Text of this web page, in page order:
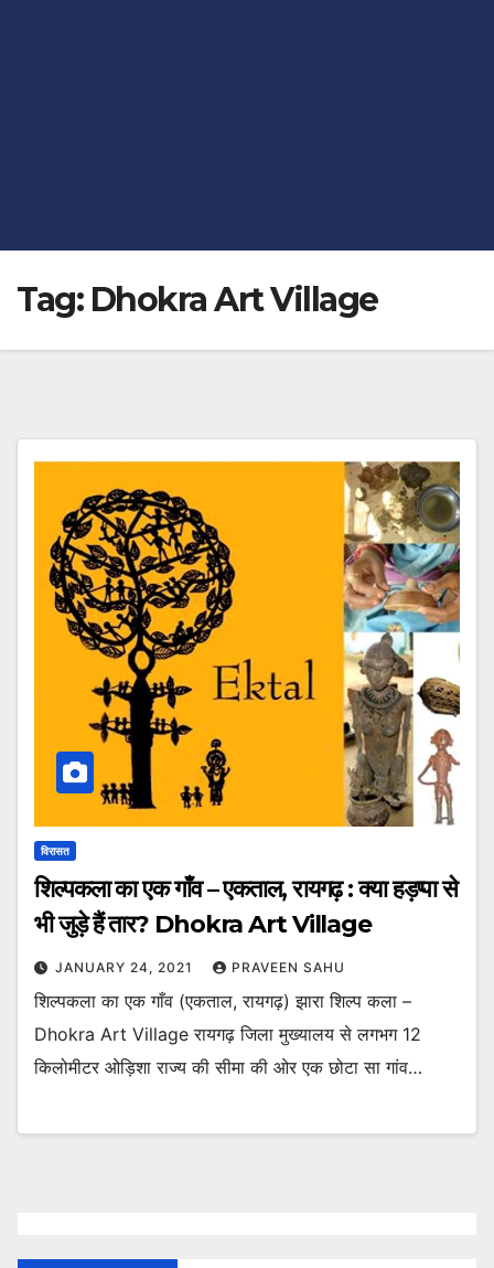
Tag: Dhokra Art Village
विरासत
शिल्पकला का एक गाँव – एकताल, रायगढ़ : क्या हड़प्पा से
भी जुड़े हैं तार? Dhokra Art Village
JANUARY 24, 2021 PRAVEEN SAHU
शिल्पकला का एक गाँव (एकताल, रायगढ़) झारा शिल्प कला –
Dhokra Art Village रायगढ़ जिला मुख्यालय से लगभग 12
किलोमीटर ओड़िशा राज्य की सीमा की ओर एक छोटा सा गांव…